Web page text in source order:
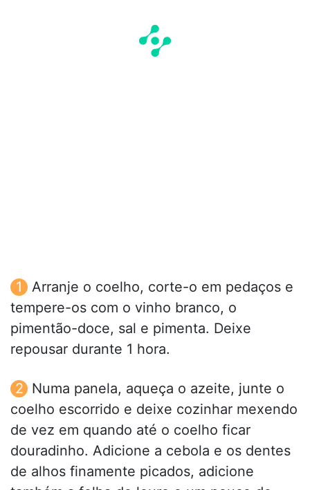
Arranje o coelho, corte-o em pedaços e
tempere-os com o vinho branco, o
pimentão-doce, sal e pimenta. Deixe
repousar durante 1 hora.
Numa panela, aqueça o azeite, junte o
coelho escorrido e deixe cozinhar mexendo
de vez em quando até o coelho ficar
douradinho. Adicione a cebola e os dentes
de alhos finamente picados, adicione